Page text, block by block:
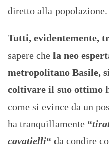
diretto alla popolazione.
Tutti, evidentemente,
sapere che la neo
metropolitano Basile,
coltivare il suo ottimo
come si evince da un
ha tranquillamente “
cavatielli“ da condire